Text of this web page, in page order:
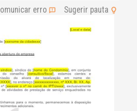
erro Sugerir pauta